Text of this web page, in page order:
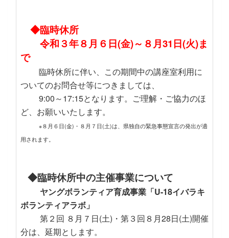
◆臨時休所
令和３年８月６日(金)～８月31日(火)ま
で
臨時休所に伴い、この期間中の講座室利用に
ついてのお問合せ等につきましては、
9:00～17:15となります。ご理解・ご協力のほ
ど、お願いいたします。
※８月６日(金)・８月７日(土)は、県独自の緊急事態宣言の発出が適
用されます。
◆臨時休所中の主催事業について
ヤングボランティア育成事業「U-18イバラキ
ボランティアラボ」
第２回 ８月７日(土)・第３回８月28日(土)開催
分は、延期とします。